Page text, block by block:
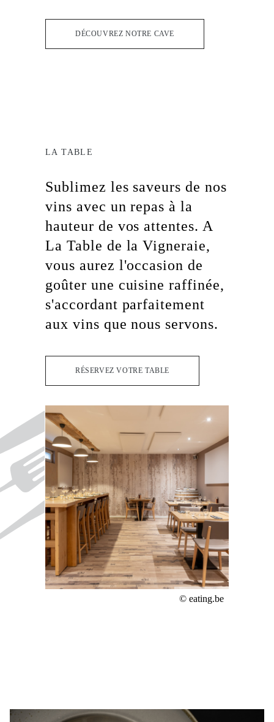
DÉCOUVREZ NOTRE CAVE
LA TABLE
Sublimez les saveurs de nos
vins avec un repas à la
hauteur de vos attentes. A
La Table de la Vigneraie,
vous aurez l'occasion de
goûter une cuisine raffinée,
s'accordant parfaitement
aux vins que nous servons.
RÉSERVEZ VOTRE TABLE
© eating.be